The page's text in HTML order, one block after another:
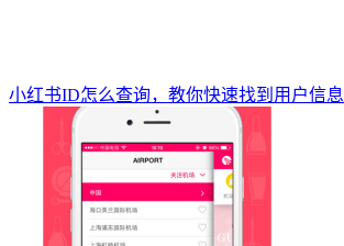
小红书ID怎么查询，教你快速找到用户信息